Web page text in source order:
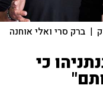
| ברק סרי ואלי אוחנה
כי